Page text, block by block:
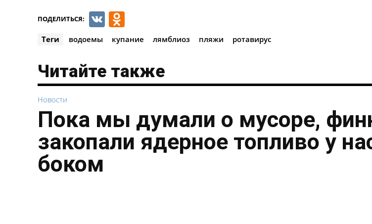
ПОДЕЛИТЬСЯ: VK
Теги водоемы купание лямблиоз пляжи ротавирус
Читайте также
Новости
Пока мы думали о мусоре,
закопали ядерное топливо у
боком